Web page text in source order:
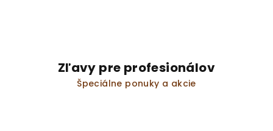
Zľavy pre profesionálov
Špeciálne ponuky a akcie